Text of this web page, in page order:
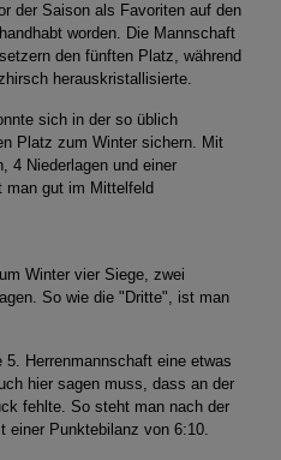
der Saison als Favoriten auf den
worden. Die Mannschaft
den fünften Platz, während
herauskristallisierte.
sich in der so üblich
Platz zum Winter sichern. Mit
4 Niederlagen und einer
man gut im Mittelfeld
Winter vier Siege, zwei
So wie die "Dritte", ist man
Herrenmannschaft eine etwas
hier sagen muss, dass an der
fehlte. So steht man nach der
einer Punktebilanz von 6:10.